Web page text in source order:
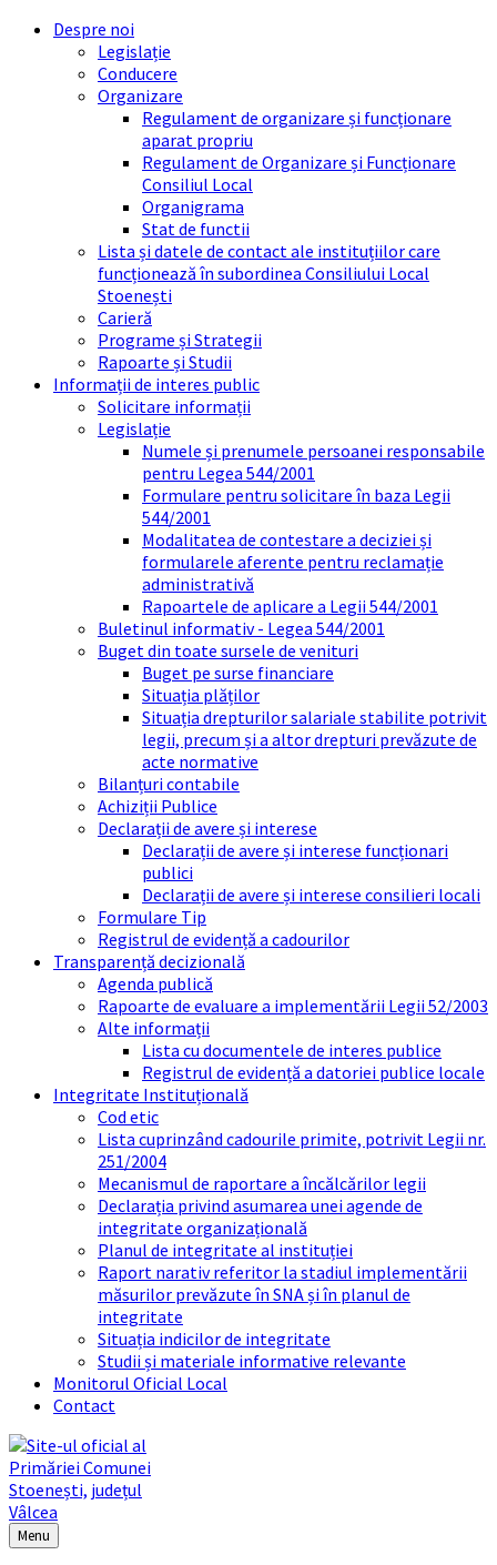
Skip
Skip
Skip
Skip
Despre noi
Legislație
Conducere
Organizare
Regulament de organizare și funcționare
aparat propriu
Regulament de Organizare și Funcționare
Consiliul Local
Organigrama
Stat de functii
Lista și datele de contact ale instituțiilor care
funcționează în subordinea Consiliului Local
Stoenești
Carieră
Programe și Strategii
Rapoarte și Studii
Informații de interes public
Solicitare informații
Legislație
Numele și prenumele persoanei responsabile
pentru Legea 544/2001
Formulare pentru solicitare în baza Legii
544/2001
Modalitatea de contestare a deciziei și
formularele aferente pentru reclamație
administrativă
Rapoartele de aplicare a Legii 544/2001
Buletinul informativ - Legea 544/2001
Buget din toate sursele de venituri
Buget pe surse financiare
Situația plăților
Situația drepturilor salariale stabilite potrivit
legii, precum și a altor drepturi prevăzute de
acte normative
Bilanțuri contabile
Achiziții Publice
Declarații de avere și interese
Declarații de avere și interese funcționari
publici
Declarații de avere și interese consilieri locali
Formulare Tip
Registrul de evidență a cadourilor
Transparență decizională
Agenda publică
Rapoarte de evaluare a implementării Legii 52/2003
Alte informații
Lista cu documentele de interes publice
Registrul de evidență a datoriei publice locale
Integritate Instituțională
Cod etic
Lista cuprinzând cadourile primite, potrivit Legii nr.
251/2004
Mecanismul de raportare a încălcărilor legii
Declarația privind asumarea unei agende de
integritate organizațională
Planul de integritate al instituției
Raport narativ referitor la stadiul implementării
măsurilor prevăzute în SNA și în planul de
integritate
Situația indicilor de integritate
Studii și materiale informative relevante
Monitorul Oficial Local
Contact
Menu